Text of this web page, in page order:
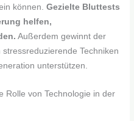
können.Gezielte Bluttests
helfen,
Außerdem gewinnt der
Techniken
unterstützen.
Rolle von Technologie in der